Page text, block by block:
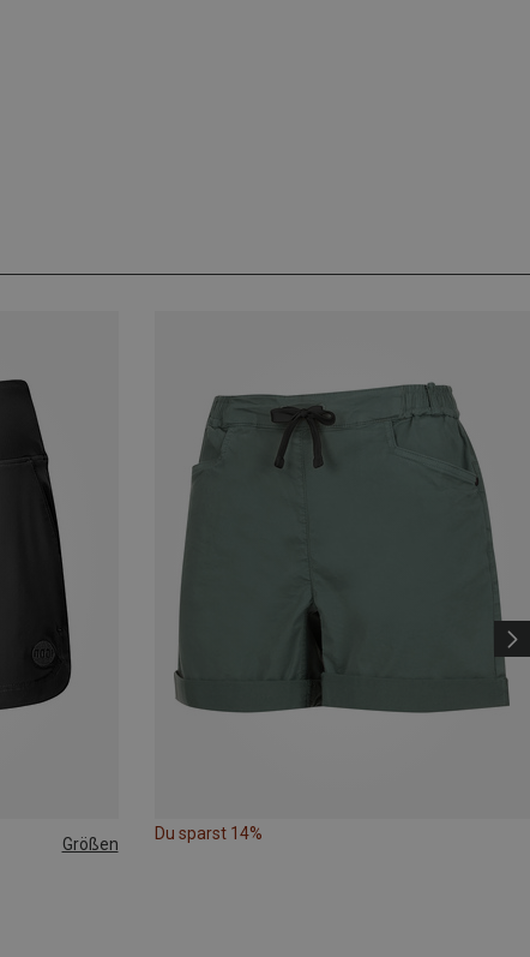
Größen
Du sparst 14%